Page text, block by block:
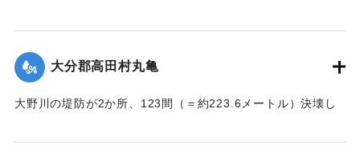
｜固有コード: 002680205
大分郡高田村丸亀
大野川の堤防が2か所、123間（＝約223.6メートル）決壊し